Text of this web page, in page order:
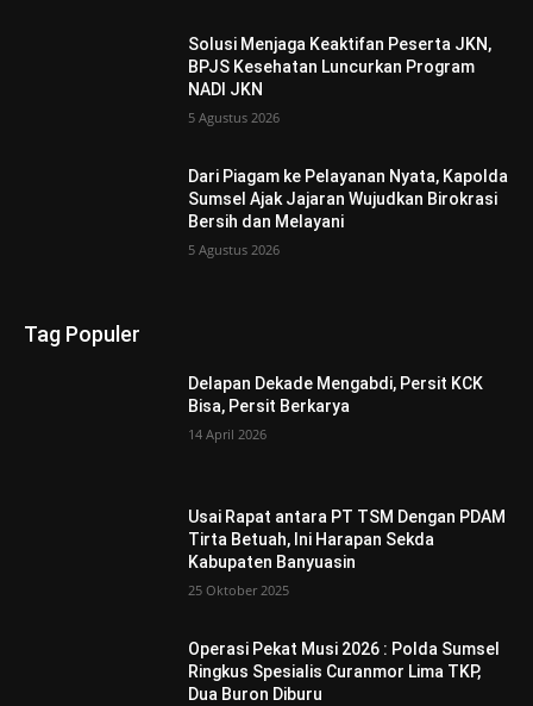
Solusi Menjaga Keaktifan Peserta JKN,
BPJS Kesehatan Luncurkan Program
NADI JKN
5 Agustus 2026
Dari Piagam ke Pelayanan Nyata, Kapolda
Sumsel Ajak Jajaran Wujudkan Birokrasi
Bersih dan Melayani
5 Agustus 2026
Tag Populer
Delapan Dekade Mengabdi, Persit KCK
Bisa, Persit Berkarya
14 April 2026
Usai Rapat antara PT TSM Dengan PDAM
Tirta Betuah, Ini Harapan Sekda
Kabupaten Banyuasin
25 Oktober 2025
Operasi Pekat Musi 2026 : Polda Sumsel
Ringkus Spesialis Curanmor Lima TKP,
Dua Buron Diburu